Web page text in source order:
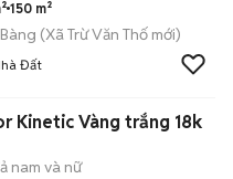
150 m²
(Xã Trừ Văn Thố mới)
Đất
Kinetic Vàng trắng 18k
nam và nữ